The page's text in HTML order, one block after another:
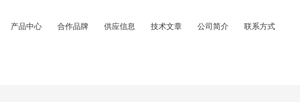
产品中心 合作品牌 供应信息 技术文章 公司简介 联系方式